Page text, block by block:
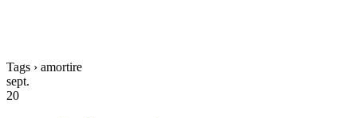
Tags › amortire
sept.
20